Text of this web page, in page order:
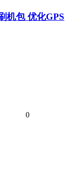
机包 优化GPS
0